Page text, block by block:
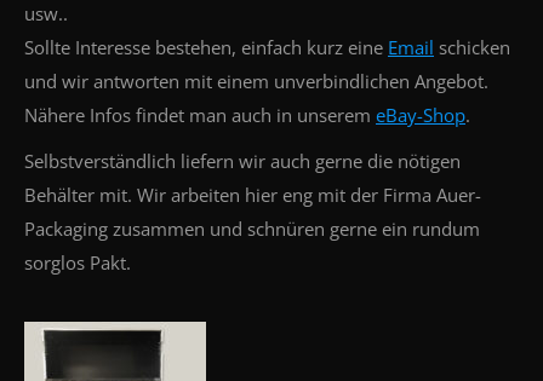
usw..
Sollte Interesse bestehen, einfach kurz eine Email schicken
und wir antworten mit einem unverbindlichen Angebot.
Nähere Infos findet man auch in unserem eBay-Shop.
Selbstverständlich liefern wir auch gerne die nötigen
Behälter mit. Wir arbeiten hier eng mit der Firma Auer-
Packaging zusammen und schnüren gerne ein rundum
sorglos Pakt.